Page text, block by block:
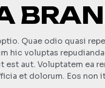
Quae odio quasi
hic voluptas
aut. Voluptatem ea
et dolorum. Eos non